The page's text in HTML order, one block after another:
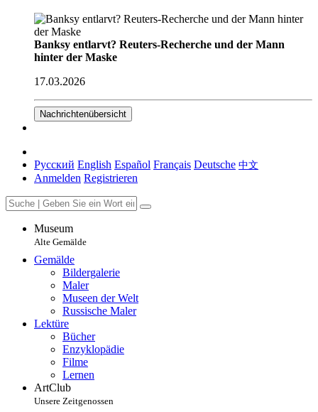
Banksy entlarvt? Reuters-Recherche und der Mann
hinter der Maske
17.03.2026
Nachrichtenübersicht
Русский English Español Français Deutsche 中文
Anmelden Registrieren
Museum
Alte Gemälde
Gemälde
Bildergalerie
Maler
Museen der Welt
Russische Maler
Lektüre
Bücher
Enzyklopädie
Filme
Lernen
ArtClub
Unsere Zeitgenossen